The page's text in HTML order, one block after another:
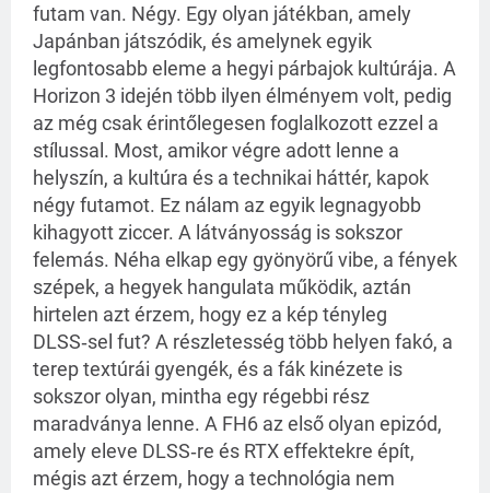
futam van. Négy. Egy olyan játékban, amely
Japánban játszódik, és amelynek egyik
legfontosabb eleme a hegyi párbajok kultúrája. A
Horizon 3 idején több ilyen élményem volt, pedig
az még csak érintőlegesen foglalkozott ezzel a
stílussal. Most, amikor végre adott lenne a
helyszín, a kultúra és a technikai háttér, kapok
négy futamot. Ez nálam az egyik legnagyobb
kihagyott ziccer. A látványosság is sokszor
felemás. Néha elkap egy gyönyörű vibe, a fények
szépek, a hegyek hangulata működik, aztán
hirtelen azt érzem, hogy ez a kép tényleg
DLSS‑sel fut? A részletesség több helyen fakó, a
terep textúrái gyengék, és a fák kinézete is
sokszor olyan, mintha egy régebbi rész
maradványa lenne. A FH6 az első olyan epizód,
amely eleve DLSS‑re és RTX effektekre épít,
mégis azt érzem, hogy a technológia nem